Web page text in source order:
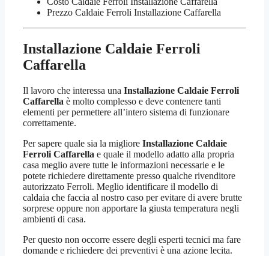
Prezzo Caldaie Ferroli Installazione Caffarella
Installazione Caldaie Ferroli
Caffarella
Il lavoro che interessa una Installazione Caldaie Ferroli
Caffarella è molto complesso e deve contenere tanti
elementi per permettere all’intero sistema di funzionare
correttamente.
Per sapere quale sia la migliore Installazione Caldaie
Ferroli Caffarella e quale il modello adatto alla propria
casa meglio avere tutte le informazioni necessarie e le
potete richiedere direttamente presso qualche rivenditore
autorizzato Ferroli. Meglio identificare il modello di
caldaia che faccia al nostro caso per evitare di avere brutte
sorprese oppure non apportare la giusta temperatura negli
ambienti di casa.
Per questo non occorre essere degli esperti tecnici ma fare
domande e richiedere dei preventivi è una azione lecita.